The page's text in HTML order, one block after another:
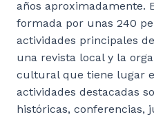
años aproximadamente.
formada por unas 240
actividades principales
una revista local y la
cultural que tiene lugar
actividades destacadas
históricas, conferencias,